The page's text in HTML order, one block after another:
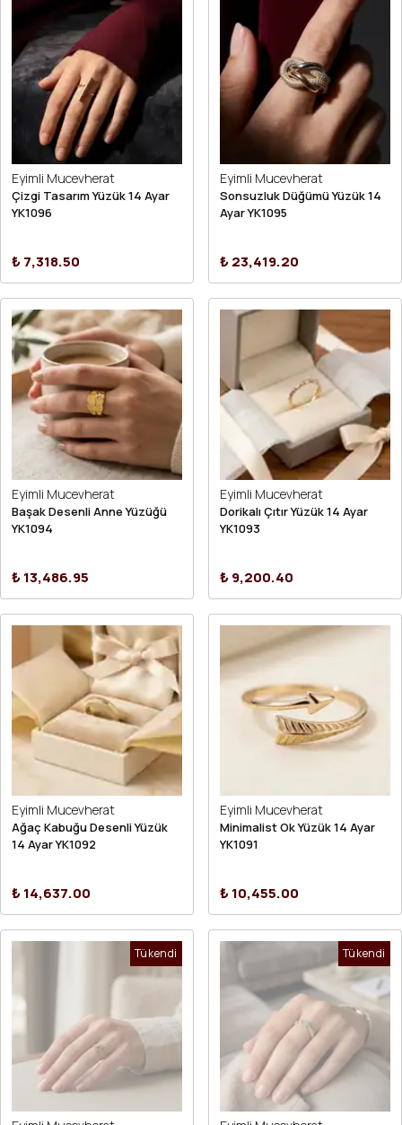
Eyimli Mucevherat
Çizgi Tasarım Yüzük 14 Ayar
YK1096
₺ 7,318.50
Eyimli Mucevherat
Sonsuzluk Düğümü Yüzük 14
Ayar YK1095
₺ 23,419.20
Eyimli Mucevherat
Başak Desenli Anne Yüzüğü
YK1094
₺ 13,486.95
Eyimli Mucevherat
Dorikalı Çıtır Yüzük 14 Ayar
YK1093
₺ 9,200.40
Eyimli Mucevherat
Ağaç Kabuğu Desenli Yüzük
14 Ayar YK1092
₺ 14,637.00
Eyimli Mucevherat
Minimalist Ok Yüzük 14 Ayar
YK1091
₺ 10,455.00
Tükendi Tükendi